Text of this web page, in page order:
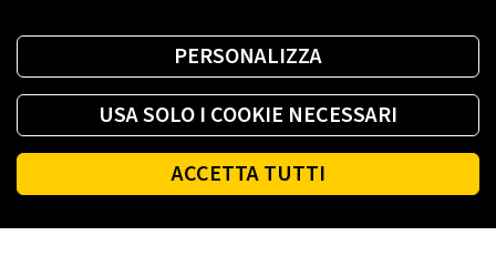
PERSONALIZZA
USA SOLO I COOKIE NECESSARI
ACCETTA TUTTI